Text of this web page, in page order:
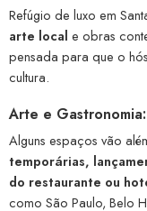
Refúgio de luxo em
arte local e obras
pensada para que o
cultura.
Arte e
Alguns espaços vão
temporárias,
do restaurante ou
como São Paulo, Belo